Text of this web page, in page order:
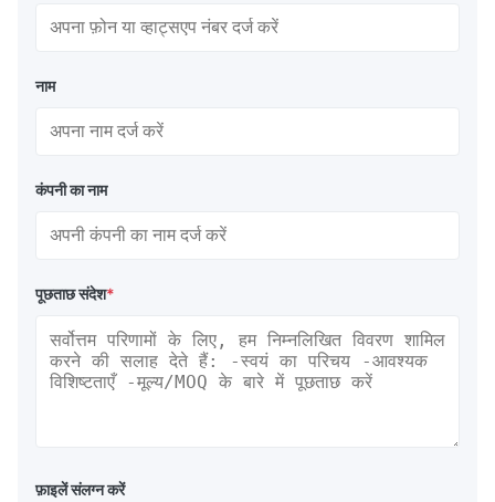
नाम
कंपनी का नाम
पूछताछ संदेश*
फ़ाइलें संलग्न करें